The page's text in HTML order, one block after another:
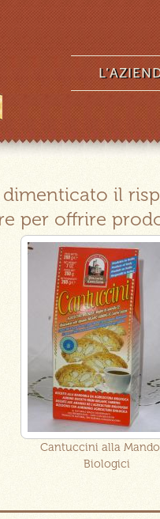
il
per offrire
Cantuccini alla
Biologici